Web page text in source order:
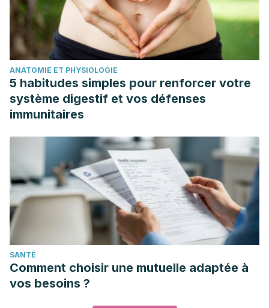
ANATOMIE ET PHYSIOLOGIE
5 habitudes simples pour renforcer votre
système digestif et vos défenses
immunitaires
SANTÉ
Comment choisir une mutuelle adaptée à
vos besoins ?